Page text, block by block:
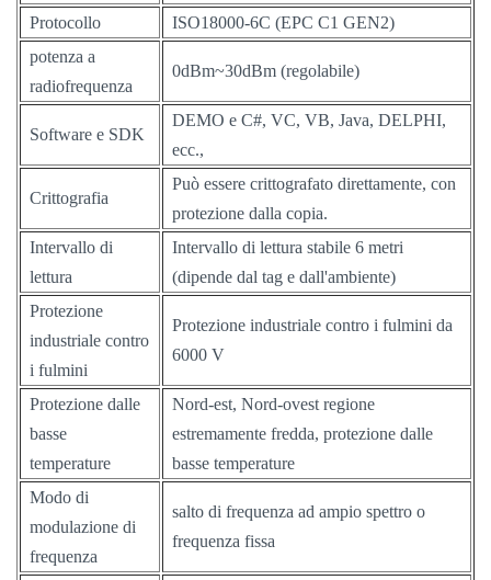
Protocollo
ISO18000-6C (EPC C1 GEN2)
potenza a
radiofrequenza
0dBm~30dBm (regolabile)
Software e SDK
DEMO e C#, VC, VB, Java, DELPHI,
ecc.,
Crittografia
Può essere crittografato direttamente, con
protezione dalla copia.
Intervallo di
lettura
Intervallo di lettura stabile 6 metri
(dipende dal tag e dall'ambiente)
Protezione
industriale contro
i fulmini
Protezione industriale contro i fulmini da
6000 V
Protezione dalle
basse
temperature
Nord-est, Nord-ovest regione
estremamente fredda, protezione dalle
basse temperature
Modo di
modulazione di
frequenza
salto di frequenza ad ampio spettro o
frequenza fissa